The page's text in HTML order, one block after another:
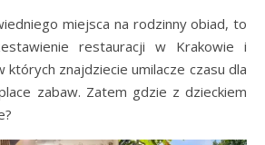
restauracji w Krakowie i
których znajdziecie umilacze czasu dla
zabaw. Zatem gdzie z dzieckiem